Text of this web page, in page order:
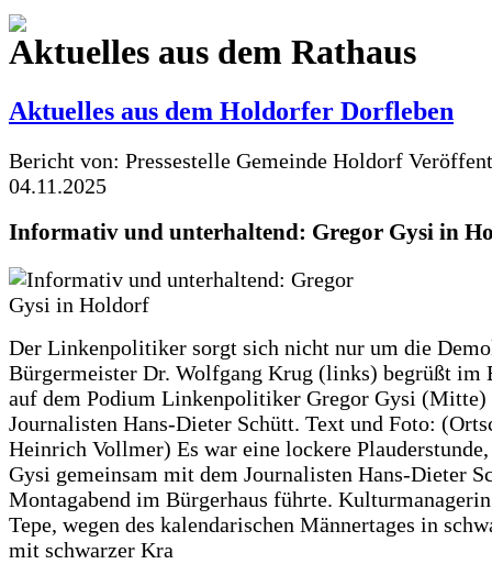
Aktuelles aus dem Rathaus
Aktuelles aus dem Holdorfer Dorfleben
Bericht von: Pressestelle Gemeinde Holdorf
04.11.2025
Informativ und unterhaltend: Gregor Gysi in
Der Linkenpolitiker sorgt sich nicht nur um die
Bürgermeister Dr. Wolfgang Krug (links) begrüßt im
auf dem Podium Linkenpolitiker Gregor Gysi (Mitte)
Journalisten Hans-Dieter Schütt. Text und Foto:
Heinrich Vollmer) Es war eine lockere
Gysi gemeinsam mit dem Journalisten Hans-Dieter
Montagabend im Bürgerhaus führte.
Tepe, wegen des kalendarischen Männertages in
mit schwarzer Kra